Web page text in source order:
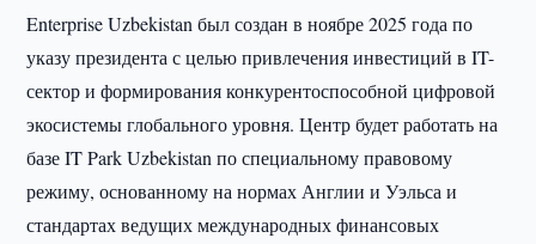
Enterprise Uzbekistan был создан в ноябре 2025 года по
указу президента с целью привлечения инвестиций в IT-
сектор и формирования конкурентоспособной цифровой
экосистемы глобального уровня. Центр будет работать на
базе IT Park Uzbekistan по специальному правовому
режиму, основанному на нормах Англии и Уэльса и
стандартах ведущих международных финансовых